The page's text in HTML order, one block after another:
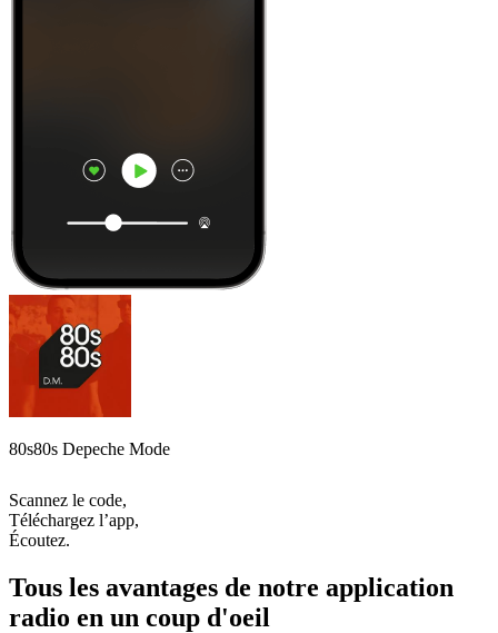
80s80s Depeche Mode
Scannez le code,
Téléchargez l’app,
Écoutez.
Tous les avantages de notre application
radio en un coup d'oeil